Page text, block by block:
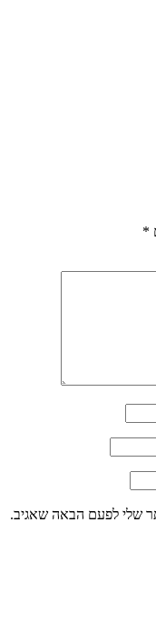
*
שלי לפעם הבאה שאגיב.